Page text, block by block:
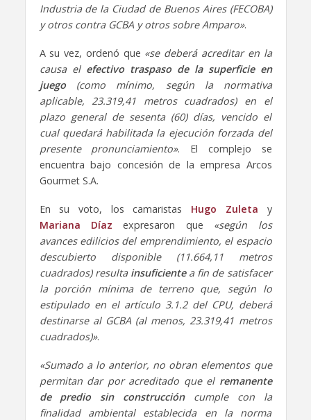
Industria de la Ciudad de Buenos Aires (FECOBA)
y otros contra GCBA y otros sobre Amparo».
A su vez, ordenó que «se deberá acreditar en la
causa el efectivo traspaso de la superficie en
juego(como mínimo, según la normativa
aplicable, 23.319,41 metros cuadrados) en el
plazo general de sesenta (60) días, vencido el
cual quedará habilitada la ejecución forzada del
presente pronunciamiento». El complejo se
encuentra bajo concesión de la empresa Arcos
Gourmet S.A.
En su voto, los camaristas Hugo Zuleta y
Mariana Díaz expresaron que «según los
avances edilicios del emprendimiento, el espacio
descubierto disponible (11.664,11 metros
cuadrados) resulta insuficientea fin de satisfacer
la porción mínima de terreno que, según lo
estipulado en el artículo 3.1.2 del CPU, deberá
destinarse al GCBA (al menos, 23.319,41 metros
cuadrados)».
«Sumado a lo anterior, no obran elementos que
permitan dar por acreditado que elremanente
de predio sin construccióncumple con la
finalidad ambiental establecida en la norma